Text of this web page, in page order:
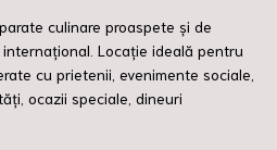
culinare proaspete și de
Locație ideală pentru
cu prietenii, evenimente sociale,
ocazii speciale, dineuri